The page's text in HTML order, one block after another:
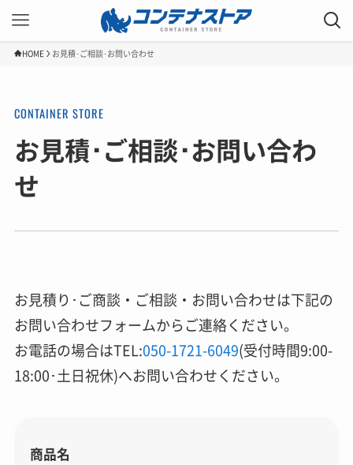
HOME お見積･ご相談･お問い合わせ
お見積･ご相談･お問い合わ
せ
お見積り･ご商談・ご相談・お問い合わせは下記の
お問い合わせフォームからご連絡ください。
お電話の場合はTEL:050-1721-6049(受付時間9:00-
18:00･土日祝休)へお問い合わせください。
商品名